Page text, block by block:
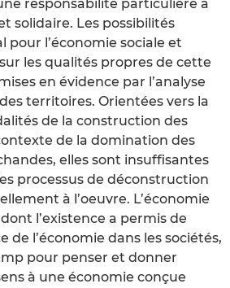
responsabilité particulière à
solidaire. Les possibilités
pour l’économie sociale et
les qualités propres de cette
en évidence par l’analyse
territoires. Orientées vers la
de la construction des
de la domination des
elles sont insuffisantes
processus de déconstruction
à l’oeuvre. L’économie
l’existence a permis de
de l’économie dans les sociétés,
pour penser et donner
à une économie conçue